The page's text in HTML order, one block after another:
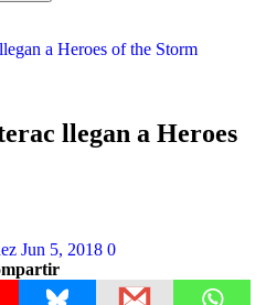
a Heroes of the Storm
llegan a Heroes
Jun 5, 2018 0